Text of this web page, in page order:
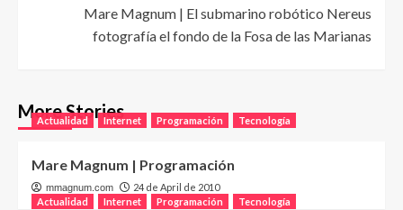
Mare Magnum | El submarino robótico Nereus
fotografía el fondo de la Fosa de las Marianas
More Stories
Actualidad Internet Programación Tecnología
Mare Magnum | Programación
mmagnum.com
24 de April de 2010
Actualidad
Internet Programación Tecnología